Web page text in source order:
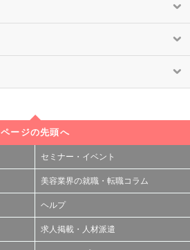
ページの先頭へ
セミナー・イベント
美容業界の就職・転職コラム
ヘルプ
求人掲載・人材派遣